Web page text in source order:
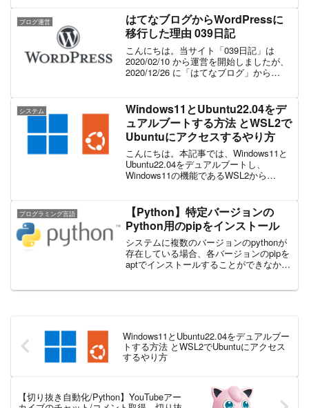
ブログ運営
はてなブログからWordPressに
移行した理由 039日記
こんにちは。当サイト「039日記」は
2020/02/10 から運営を開始しましたが、
2020/12/26 に「はてなブログ」から
ット・デメリットを入れながら説...
システム
Windows11とUbuntu22.04をデ
ュアルブートする方法 とWSL2で
Ubuntuにアクセスするやり方
こんにちは。本記事では、Windows11と
Ubuntu22.04をデュアルブートし、
Windows11の機能であるWSL2から
Linuxをブートすることもできつつ...
プログラミング言語
【Python】特定バージョンの
Python用のpipをインストール
システムに複数のバージョンのpythonが
存在している場合、各バージョンのpipを
aptでインストールすることができなかっ
Windows11とUbuntu22.04をデュアルブー
トする方法 とWSL2でUbuntuにアクセス
するやり方
【切り抜き自動化/Python】YouTubeアー